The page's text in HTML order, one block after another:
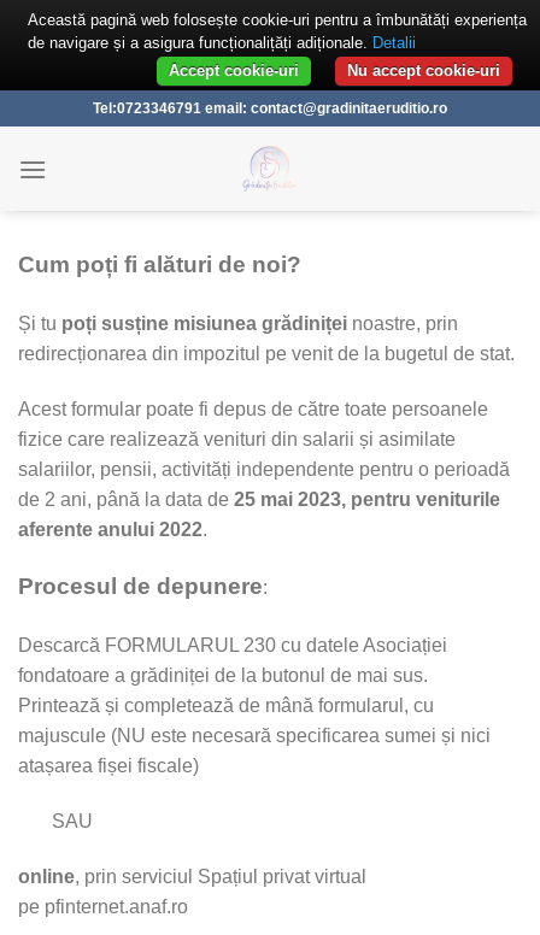
content
Tel:0723346791 email: contact@gradinitaeruditio.ro
Cum poți fi alături de noi?
Și tu poți susține misiunea grădiniței noastre, prin
redirecționarea din impozitul pe venit de la bugetul de stat.
Acest formular poate fi depus de către toate persoanele
fizice care realizează venituri din salarii și asimilate
salariilor, pensii, activități independente pentru o perioadă
de 2 ani, până la data de 25 mai 2023, pentru veniturile
aferente anului 2022.
Procesul de depunere:
Descarcă FORMULARUL 230 cu datele Asociației
fondatoare a grădiniței de la butonul de mai sus.
Printează și completează de mână formularul, cu
majuscule (NU este necesară specificarea sumei și nici
atașarea fișei fiscale)
SAU
online, prin serviciul Spațiul privat virtual
pe pfinternet.anaf.ro
Această pagină web folosește cookie-uri pentru a îmbunătăți experiența
de navigare și a asigura funcționalițăți adiționale. Detalii
Nu accept cookie-uri
Accept cookie-uri